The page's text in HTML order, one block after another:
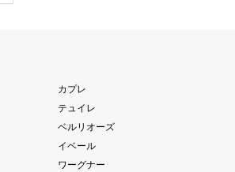
カプレ
テュイレ
ベルリオーズ
イベール
ワーグナー